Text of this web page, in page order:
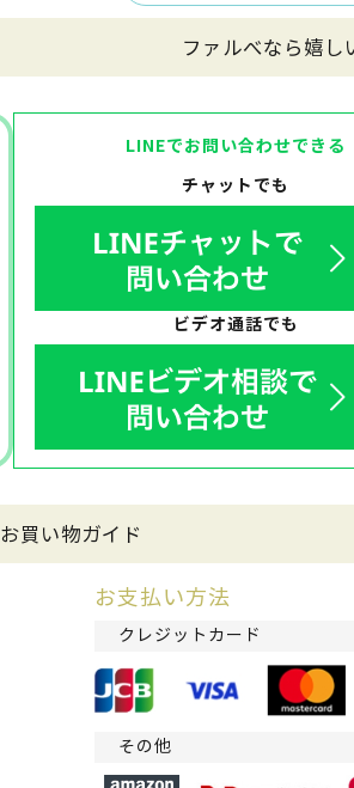
ファルべなら嬉し
LINEでお問い合わせできる
チャットでも
ビデオ通話でも
お買い物ガイド
お支払い方法
クレジットカード
その他